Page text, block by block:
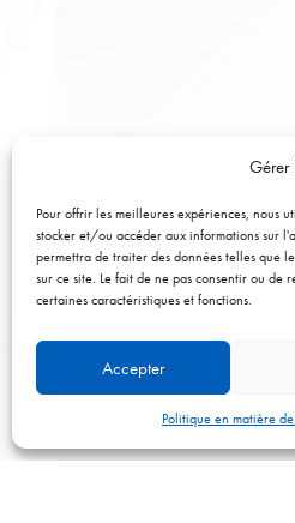
Gérer
Pour offrir les meilleures expériences, nous
stocker et/ou accéder aux informations sur
permettra de traiter des données telles que
sur ce site. Le fait de ne pas consentir ou de
certaines caractéristiques et fonctions.
Accepter
Politique en matière